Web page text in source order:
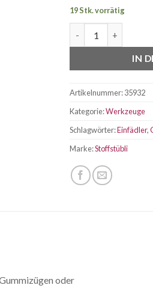
19 Stk. vorrätig
IN
Artikelnummer:35932
Kategorie:Werkzeuge
Schlagwörter:Einfädler,
Marke:Stoffstübli
oder